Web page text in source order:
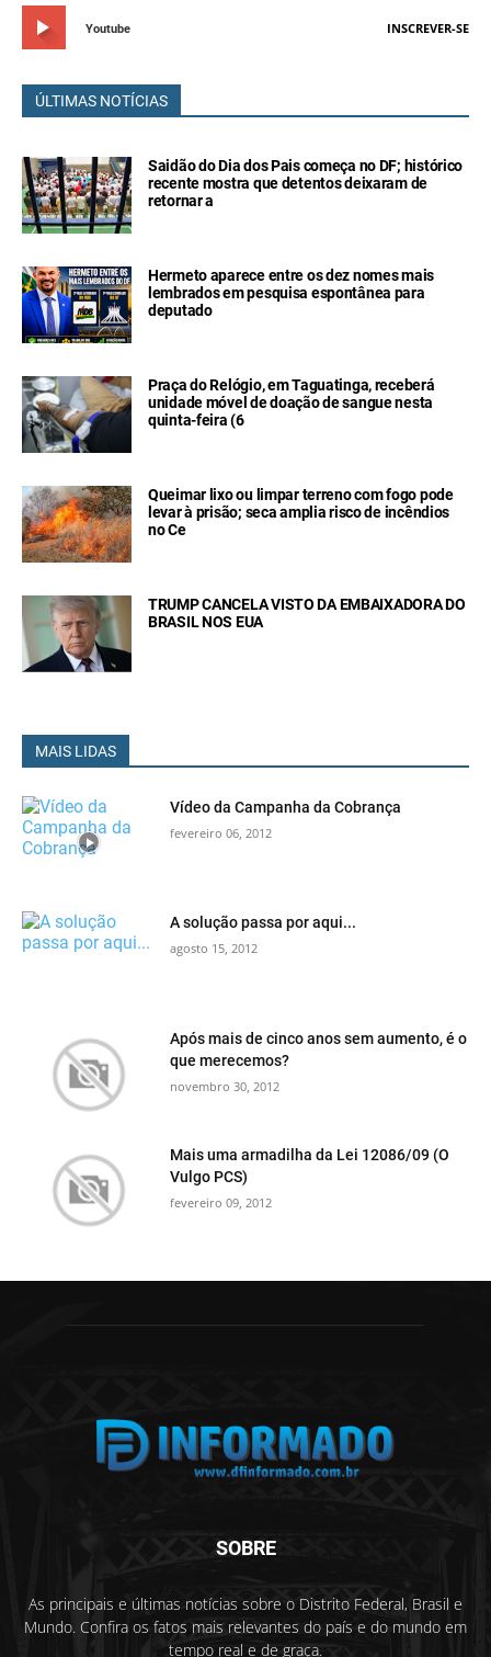
Youtube INSCREVER-SE
ÚLTIMAS NOTÍCIAS
Saidão do Dia dos Pais começa no DF; histórico
recente mostra que detentos deixaram de
retornar a
Hermeto aparece entre os dez nomes mais
lembrados em pesquisa espontânea para
deputado
Praça do Relógio, em Taguatinga, receberá
unidade móvel de doação de sangue nesta
quinta-feira (6
Queimar lixo ou limpar terreno com fogo pode
levar à prisão; seca amplia risco de incêndios
no Ce
TRUMP CANCELA VISTO DA EMBAIXADORA DO
BRASIL NOS EUA
MAIS LIDAS
Vídeo da Campanha da Cobrança
fevereiro 06, 2012
A solução passa por aqui...
agosto 15, 2012
Após mais de cinco anos sem aumento, é o
que merecemos?
novembro 30, 2012
Mais uma armadilha da Lei 12086/09 (O
Vulgo PCS)
fevereiro 09, 2012
SOBRE
As principais e últimas notícias sobre o Distrito Federal, Brasil e
Mundo. Confira os fatos mais relevantes do país e do mundo em
tempo real e de graça.